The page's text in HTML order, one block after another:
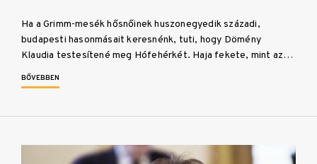
Ha a Grimm-mesék hősnőinek huszonegyedik századi,
budapesti hasonmásait keresnénk, tuti, hogy Dömény
Klaudia testesítené meg Hófehérkét. Haja fekete, mint az…
BŐVEBBEN